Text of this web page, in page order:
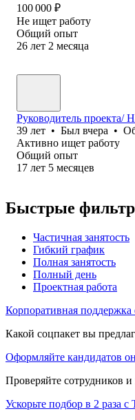
100 000 ₽
Не ищет работу
Общий опыт
26 лет 2 месяца
Руководитель проекта/
39 лет • Был вчера •
Активно ищет работу
Общий опыт
17 лет 5 месяцев
Быстрые
Частичная занятость
Гибкий график
Полная занятость
Полный день
Проектная работа
Корпоративная поддержка
Какой соцпакет вы
Оформляйте кандидатов
Проверяйте сотрудников
Ускорьте подбор в 2 раза с